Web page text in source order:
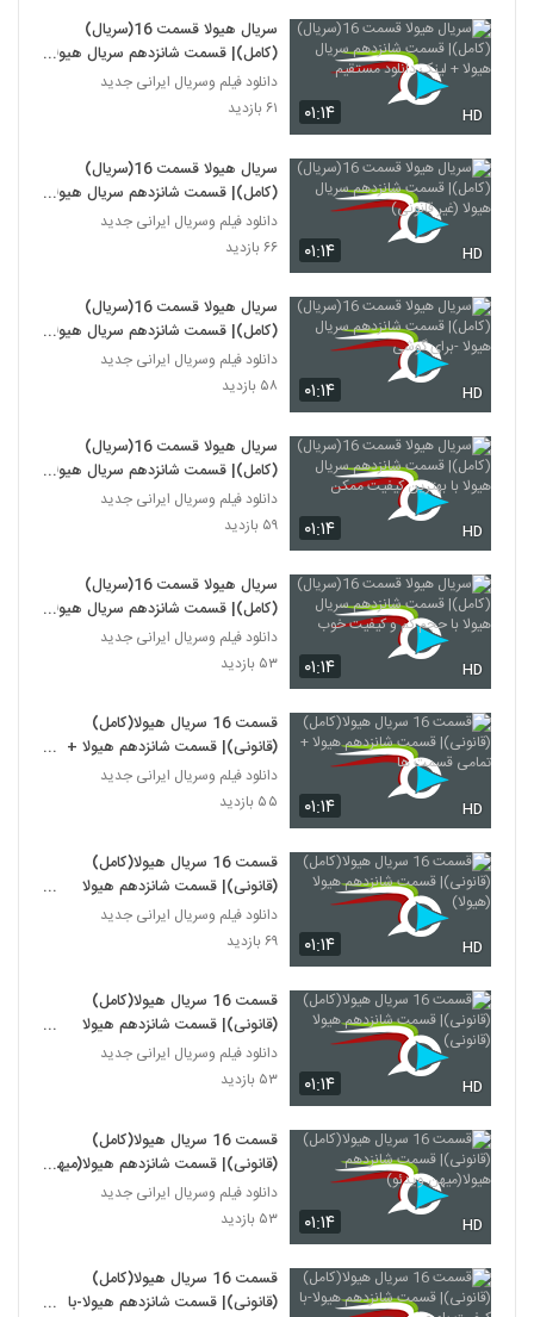
۰۱:۱۴ HD
سریال هیولا قسمت 16(سریال)
(کامل)| قسمت شانزدهم سریال هیولا
+ لینک دانلود مستقیم
دانلود فیلم وسریال ایرانی جدید
۶۱ بازدید
۰۱:۱۴ HD
سریال هیولا قسمت 16(سریال)
(کامل)| قسمت شانزدهم سریال هیولا
(غیر قانونی)
دانلود فیلم وسریال ایرانی جدید
۶۶ بازدید
۰۱:۱۴ HD
سریال هیولا قسمت 16(سریال)
(کامل)| قسمت شانزدهم سریال هیولا
-برای گوشی
دانلود فیلم وسریال ایرانی جدید
۵۸ بازدید
۰۱:۱۴ HD
سریال هیولا قسمت 16(سریال)
(کامل)| قسمت شانزدهم سریال هیولا
با بهترین کیفیت ممکن
دانلود فیلم وسریال ایرانی جدید
۵۹ بازدید
۰۱:۱۴ HD
سریال هیولا قسمت 16(سریال)
(کامل)| قسمت شانزدهم سریال هیولا
با حجم کم و کیفیت خوب
دانلود فیلم وسریال ایرانی جدید
۵۳ بازدید
۰۱:۱۴ HD
قسمت 16 سریال هیولا(کامل)
(قانونی)| قسمت شانزدهم هیولا +
تمامی قسمت ها
دانلود فیلم وسریال ایرانی جدید
۵۵ بازدید
۰۱:۱۴ HD
قسمت 16 سریال هیولا(کامل)
(قانونی)| قسمت شانزدهم هیولا
(هیولا)
دانلود فیلم وسریال ایرانی جدید
۶۹ بازدید
۰۱:۱۴ HD
قسمت 16 سریال هیولا(کامل)
(قانونی)| قسمت شانزدهم هیولا
(قانونی)
دانلود فیلم وسریال ایرانی جدید
۵۳ بازدید
۰۱:۱۴ HD
قسمت 16 سریال هیولا(کامل)
(قانونی)| قسمت شانزدهم هیولا(میهن
ویدئو)
دانلود فیلم وسریال ایرانی جدید
۵۳ بازدید
قسمت 16 سریال هیولا(کامل)
(قانونی)| قسمت شانزدهم هیولا-با